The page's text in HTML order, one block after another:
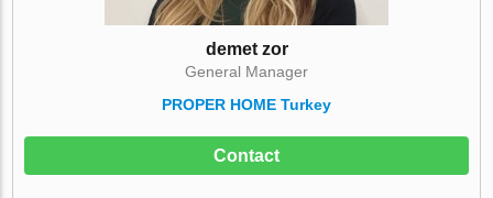
demet zor
General Manager
PROPER HOME Turkey
Contact